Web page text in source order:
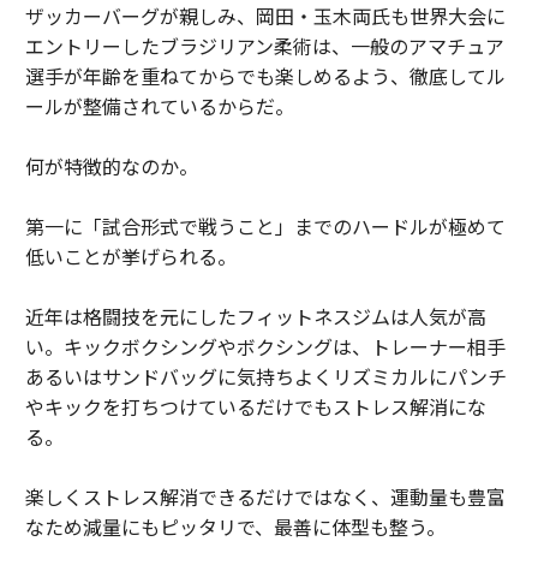
ザッカーバーグが親しみ、岡田・玉木両氏も世界大会に
エントリーしたブラジリアン柔術は、一般のアマチュア
選手が年齢を重ねてからでも楽しめるよう、徹底してル
ールが整備されているからだ。
何が特徴的なのか。
第一に「試合形式で戦うこと」までのハードルが極めて
低いことが挙げられる。
近年は格闘技を元にしたフィットネスジムは人気が高
い。キックボクシングやボクシングは、トレーナー相手
あるいはサンドバッグに気持ちよくリズミカルにパンチ
やキックを打ちつけているだけでもストレス解消にな
る。
楽しくストレス解消できるだけではなく、運動量も豊富
なため減量にもピッタリで、最善に体型も整う。